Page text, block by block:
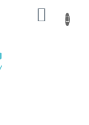
KOŠÍK